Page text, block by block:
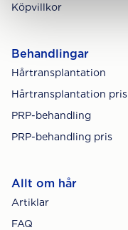
Köpvillkor
Behandlingar
Hårtransplantation
Hårtransplantation pris
PRP-behandling
PRP-behandling pris
Allt om hår
Artiklar
FAQ